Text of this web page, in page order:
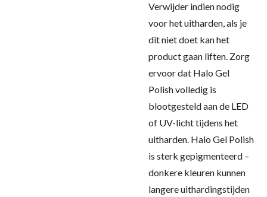
Verwijder indien nodig
voor het uitharden, als je
dit niet doet kan het
product gaan liften. Zorg
ervoor dat Halo Gel
Polish volledig is
blootgesteld aan de LED
of UV-licht tijdens het
uitharden. Halo Gel Polish
is sterk gepigmenteerd –
donkere kleuren kunnen
langere uithardingstijden